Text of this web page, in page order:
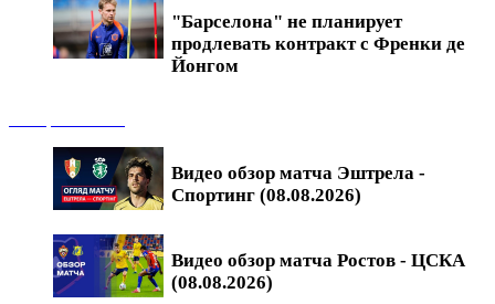
"Барселона" не планирует
продлевать контракт с Френки де
Йонгом
Видео обзор матча Эштрела -
Спортинг (08.08.2026)
Видео обзор матча Ростов - ЦСКА
(08.08.2026)